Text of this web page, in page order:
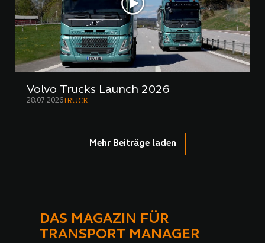
Volvo Trucks Launch 2026
28.07.2026 TRUCK
Mehr Beiträge laden
DAS MAGAZIN FÜR
TRANSPORT MANAGER